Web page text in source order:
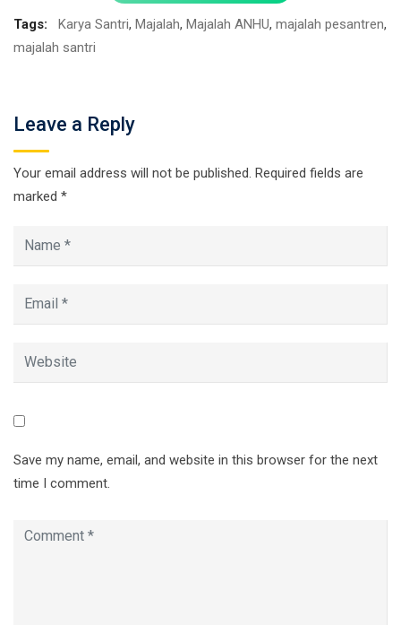
Tags: Karya Santri, Majalah, Majalah ANHU, majalah pesantren,
majalah santri
Leave a Reply
Your email address will not be published. Required fields are
marked *
Save my name, email, and website in this browser for the next
time I comment.